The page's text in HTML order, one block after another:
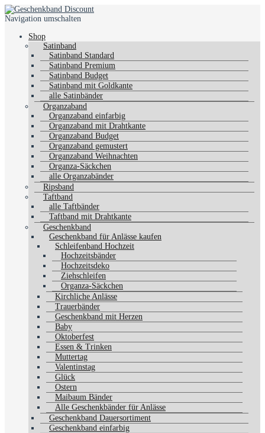
Navigation umschalten
Shop
Satinband
Satinband Standard
Satinband Premium
Satinband Budget
Satinband mit Goldkante
alle Satinbänder
Organzaband
Organzaband einfarbig
Organzaband mit Drahtkante
Organzaband Budget
Organzaband gemustert
Organzaband Weihnachten
Organza-Säckchen
alle Organzabänder
Ripsband
Taftband
alle Taftbänder
Taftband mit Drahtkante
Geschenkband
Geschenkband für Anlässe kaufen
Schleifenband Hochzeit
Hochzeitsbänder
Hochzeitsdeko
Ziehschleifen
Organza-Säckchen
Kirchliche Anlässe
Trauerbänder
Geschenkband mit Herzen
Baby
Oktoberfest
Essen & Trinken
Muttertag
Valentinstag
Glück
Ostern
Maibaum Bänder
Alle Geschenkbänder für Anlässe
Geschenkband Dauersortiment
Geschenkband einfarbig